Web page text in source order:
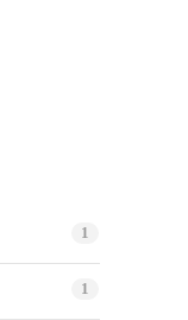
1
1